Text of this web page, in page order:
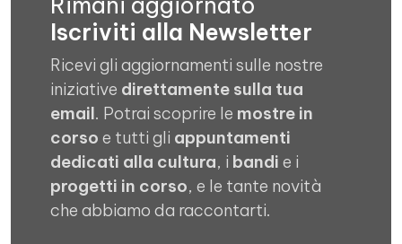
Iscriviti alla Newsletter
Ricevi gli aggiornamenti sulle nostre
iniziative direttamente sulla tua
email. Potrai scoprire le mostre in
corso e tutti gli appuntamenti
dedicati alla cultura, i bandi e i
progetti in corso, e le tante novità
che abbiamo da raccontarti.